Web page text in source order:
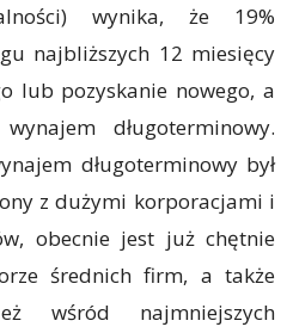
wynika, że 19%
najbliższych 12 miesięcy
lub pozyskanie nowego, a
długoterminowy.
długoterminowy był
z dużymi korporacjami i
obecnie jest już chętnie
średnich firm, a także
wśród najmniejszych